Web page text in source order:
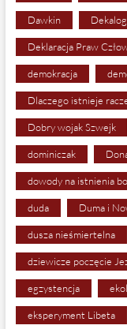
Dawkin Dekalog
Deklaracja Praw
demokracja
Dlaczego istnieje
Dobry wojak Szwejk
dominiczak
dowody na istnienia
duda Duma i
dusza nieśmiertelna
dziewicze poczęcie
egzystencja
eksperyment Libeta